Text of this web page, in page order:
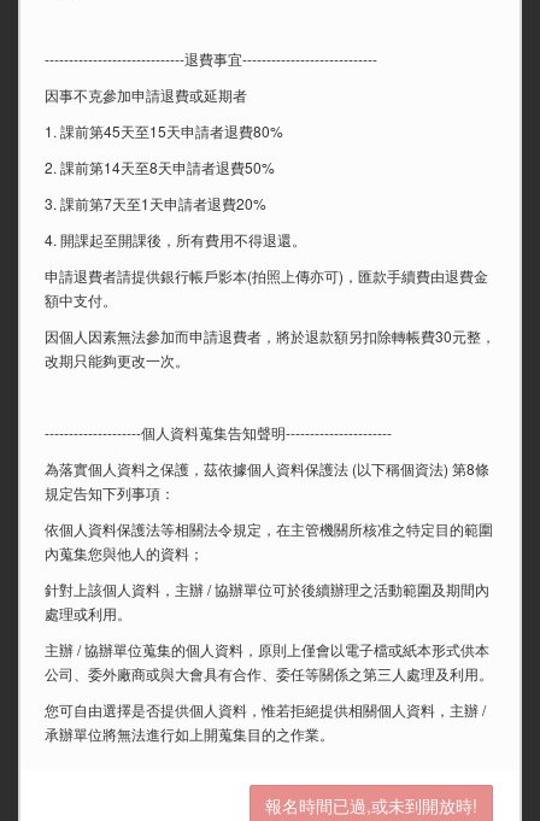
-----------------------------退費事宜----------------------------
因事不克參加申請退費或延期者
1. 課前第45天至15天申請者退費80%
2. 課前第14天至8天申請者退費50%
3. 課前第7天至1天申請者退費20%
4. 開課起至開課後，所有費用不得退還。
申請退費者請提供銀行帳戶影本(拍照上傳亦可)，匯款手續費由退費金
額中支付。
因個人因素無法參加而申請退費者，將於退款額另扣除轉帳費30元整，
改期只能夠更改一次。
--------------------個人資料蒐集告知聲明----------------------
為落實個人資料之保護，茲依據個人資料保護法 (以下稱個資法) 第8條
規定告知下列事項：
依個人資料保護法等相關法令規定，在主管機關所核准之特定目的範圍
內蒐集您與他人的資料；
針對上該個人資料，主辦 / 協辦單位可於後續辦理之活動範圍及期間內
處理或利用。
主辦 / 協辦單位蒐集的個人資料，原則上僅會以電子檔或紙本形式供本
公司、委外廠商或與大會具有合作、委任等關係之第三人處理及利用。
您可自由選擇是否提供個人資料，惟若拒絕提供相關個人資料，主辦 /
承辦單位將無法進行如上開蒐集目的之作業。
報名時間已過,或未到開放時!